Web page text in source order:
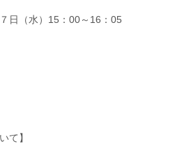
日（水）15：00～16：05
て】